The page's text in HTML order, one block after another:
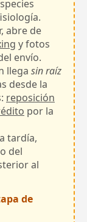
abre de
y fotos
envío.
llega sin raíz
desde la
reposición
por la
tardía,
del
al
de